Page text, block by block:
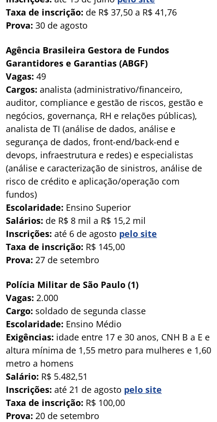
Taxa de inscrição: de R$ 37,50 a R$ 41,76
Prova: 30 de agosto
Agência Brasileira Gestora de Fundos
Garantidores e Garantias (ABGF)
Vagas: 49
Cargos: analista (administrativo/financeiro,
auditor, compliance e gestão de riscos, gestão e
negócios, governança, RH e relações públicas),
analista de TI (análise de dados, análise e
segurança de dados, front-end/back-end e
devops, infraestrutura e redes) e especialistas
(análise e caracterização de sinistros, análise de
risco de crédito e aplicação/operação com
fundos)
Escolaridade: Ensino Superior
Salários: de R$ 8 mil a R$ 15,2 mil
Inscrições: até 6 de agosto pelo site
Taxa de inscrição: R$ 145,00
Prova: 27 de setembro
Polícia Militar de São Paulo (1)
Vagas: 2.000
Cargo: soldado de segunda classe
Escolaridade: Ensino Médio
Exigências: idade entre 17 e 30 anos, CNH B a E e
altura mínima de 1,55 metro para mulheres e 1,60
metro a homens
Salário: R$ 5.482,51
Inscrições: até 21 de agosto pelo site
Taxa de inscrição: R$ 100,00
Prova: 20 de setembro